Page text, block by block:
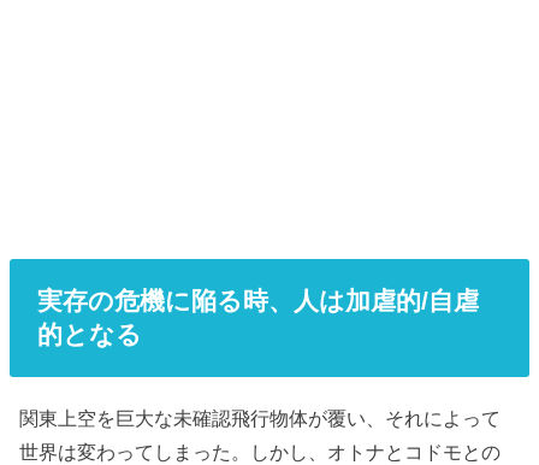
実存の危機に陥る時、人は加虐的/自虐
的となる
関東上空を巨大な未確認飛行物体が覆い、それによって
世界は変わってしまった。しかし、オトナとコドモとの